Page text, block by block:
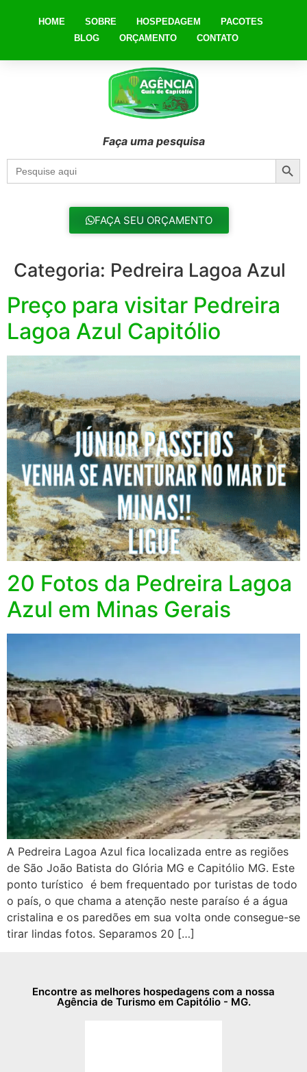
HOME SOBRE HOSPEDAGEM
PACOTES
BLOG
ORÇAMENTO CONTATO
Faça uma pesquisa
Search
for:
FAÇA SEU ORÇAMENTO
Categoria: Pedreira Lagoa Azul
Preço para visitar Pedreira
Lagoa Azul Capitólio
20 Fotos da Pedreira Lagoa
Azul em Minas Gerais
A Pedreira Lagoa Azul fica localizada entre as regiões
de São João Batista do Glória MG e Capitólio MG. Este
ponto turístico é bem frequentado por turistas de todo
o país, o que chama a atenção neste paraíso é a água
cristalina e os paredões em sua volta onde consegue-se
tirar lindas fotos. Separamos 20 […]
Encontre as melhores hospedagens com a nossa
Agência de Turismo em Capitólio - MG.